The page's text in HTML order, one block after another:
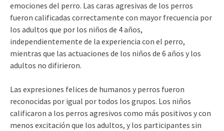
emociones del perro. Las caras agresivas de los perros
fueron calificadas correctamente con mayor frecuencia por
los adultos que por los niños de 4 años,
independientemente de la experiencia con el perro,
mientras que las actuaciones de los niños de 6 años y los
adultos no difirieron.
Las expresiones felices de humanos y perros fueron
reconocidas por igual por todos los grupos. Los niños
calificaron a los perros agresivos como más positivos y con
menos excitación que los adultos, y los participantes sin